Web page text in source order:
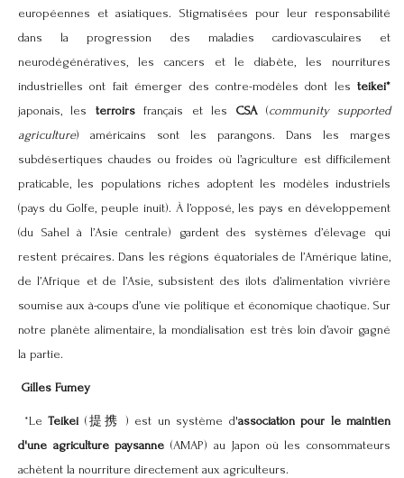
européennes et asiatiques. Stigmatisées pour leur responsabilité
dans la progression des maladies cardiovasculaires et
neurodégénératives, les cancers et le diabète, les nourritures
industrielles ont fait émerger des contre-modèles dont les teikei*
japonais, les terroirsfrançais et les CSA(community supported
agriculture) américains sont les parangons. Dans les marges
subdésertiques chaudes ou froides où l’agriculture est difficilement
praticable, les populations riches adoptent les modèles industriels
(pays du Golfe, peuple inuit). À l’opposé, les pays en développement
(du Sahel à l’Asie centrale) gardent des systèmes d’élevage qui
restent précaires. Dans les régions équatoriales de l’Amérique latine,
de l’Afrique et de l’Asie, subsistent des îlots d’alimentation vivrière
soumise aux à-coups d’une vie politique et économique chaotique. Sur
notre planète alimentaire, la mondialisation est très loin d’avoir gagné
la partie.
Gilles Fumey
*Le Teikei (提携 ) est un système d'association pour le maintien
d'une agriculture paysanne (AMAP) au Japon où les consommateurs
achètent la nourriture directement aux agriculteurs.